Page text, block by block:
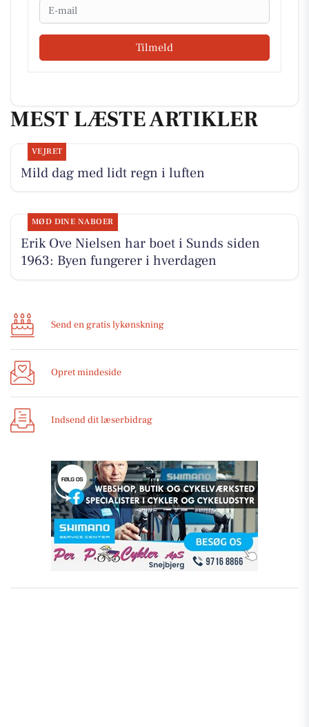
Email
Tilmeld
MEST LÆSTE ARTIKLER
VEJRET
Mild dag med lidt regn i luften
MØD DINE NABOER
Erik Ove Nielsen har boet i Sunds siden
1963: Byen fungerer i hverdagen
Send en gratis lykønskning
Opret mindeside
Indsend dit læserbidrag